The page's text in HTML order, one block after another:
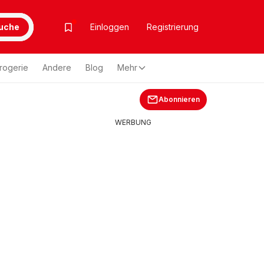
Einloggen Registrierung
Andere Blog Mehr
Abonnieren
WERBUNG